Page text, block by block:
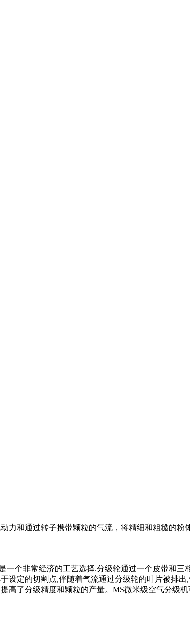
和通过转子携带颗粒的气流，将精细和粗糙的粉
个非常经济的工艺选择.分级轮通过一个皮带和三
设定的切割点,伴随着气流通过分级轮的叶片被排
高了分级精度和颗粒的产量。MS微米级空气分级